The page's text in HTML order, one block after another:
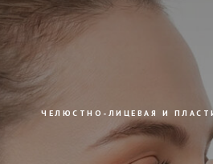
ЧЕЛЮСТНО-ЛИЦЕВАЯ И